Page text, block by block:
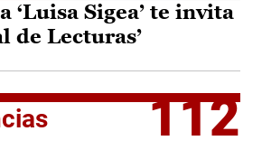
‘Luisa Sigea’ te invita
de Lecturas’
112